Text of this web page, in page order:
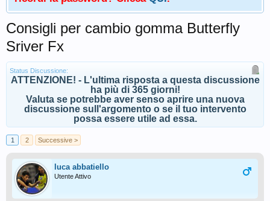
Consigli per cambio gomma Butterfly
Sriver Fx
Status Discussione:
ATTENZIONE! - L'ultima risposta a questa discussione
ha più di 365 giorni!
Valuta se potrebbe aver senso aprire una nuova
discussione sull'argomento o se il tuo intervento
possa essere utile ad essa.
1 2 Successive >
luca abbatiello
Utente Attivo